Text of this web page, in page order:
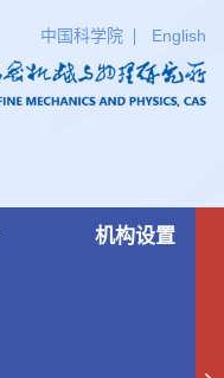
中国科学院 English
机构设置